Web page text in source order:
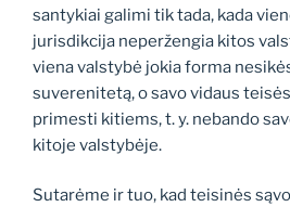
santykiai galimi tik tada, kada
jurisdikcija neperžengia kitos
viena valstybė jokia forma
suverenitetą, o savo vidaus
primesti kitiems, t. y. nebando
kitoje valstybėje.
Sutarėme ir tuo, kad teisinės